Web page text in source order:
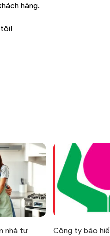
hàng.
tôi!
nhà tư
Công ty bảo